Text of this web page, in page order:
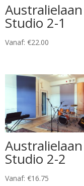
Australielaan
Studio 2-1
Vanaf: €22.00
Australielaan
Studio 2-2
Vanaf: €16.75